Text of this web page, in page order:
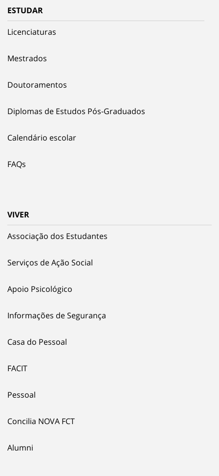
ESTUDAR
Licenciaturas
Mestrados
Doutoramentos
Diplomas de Estudos Pós-Graduados
Calendário escolar
FAQs
VIVER
Associação dos Estudantes
Serviços de Ação Social
Apoio Psicológico
Informações de Segurança
Casa do Pessoal
FACIT
Pessoal
Concilia NOVA FCT
Alumni